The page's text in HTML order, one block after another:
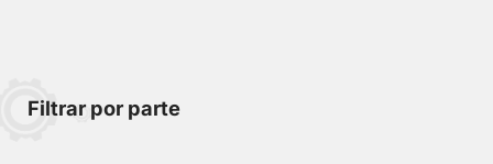
Filtrar por parte